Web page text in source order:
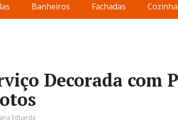
Banheiros Fachadas
Decorada com
Eduarda